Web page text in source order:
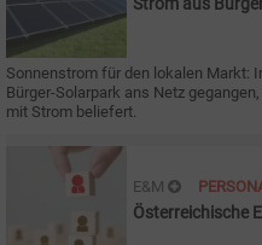
Sonnenstrom für den lokalen Markt:
Bürger-Solarpark ans Netz
mit Strom beliefert.
E&M
Österreichische